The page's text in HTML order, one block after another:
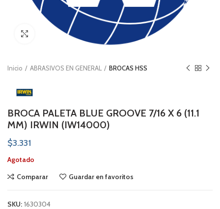
Click to enlarge
Inicio ABRASIVOS EN GENERAL BROCAS HSS
BROCA PALETA BLUE GROOVE 7/16 X 6 (11.1
MM) IRWIN (IW14000)
$3.331
Agotado
Comparar
Guardar en favoritos
SKU: 1630304